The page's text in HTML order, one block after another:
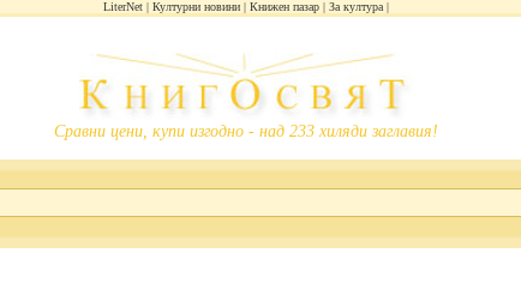
LiterNet Културни новини Книжен пазар За култура
Сравни цени, купи изгодно - над 233 хиляди заглавия!